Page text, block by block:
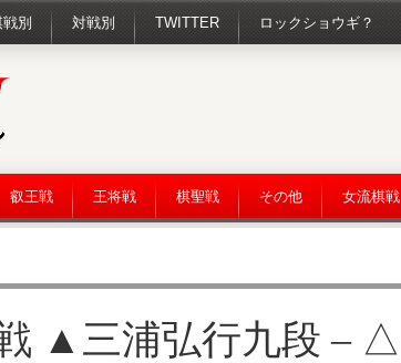
別 対戦別 TWITTER ロックショウギ？
叡王戦 王将戦 棋聖戦 その他 女流棋戦
▲三浦弘行九段 – △